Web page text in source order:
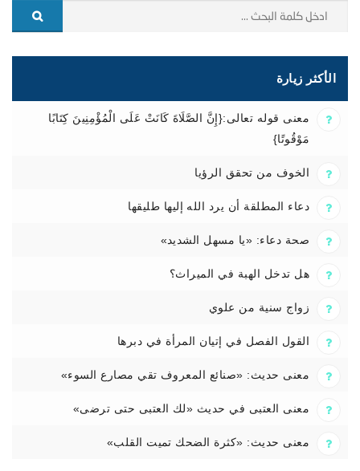
الأكثر زيارة
معنى قوله تعالى:{إِنَّ الصَّلَاةَ كَانَتْ عَلَى الْمُؤْمِنِينَ كِتَابًا
مَوْقُوتًا}
الخوف من تحقق الرؤيا
دعاء المطلقة أن يرد الله إليها طليقها
صحة دعاء: «يا مسهل الشديد»
هل تدخل الهبة في الميراث؟
زواج سنية من علوي
القول الفصل في إتيان المرأة في دبرها
معنى حديث: «صنائع المعروف تقي مصارع السوء»
معنى العتبى في حديث «لك العتبى حتى ترضى»
معنى حديث: «كثرة الضحك تميت القلب»